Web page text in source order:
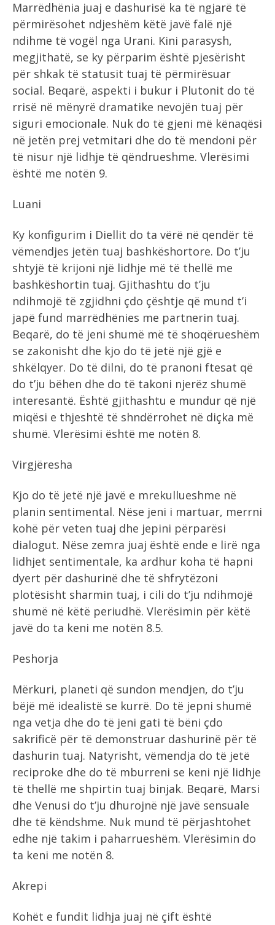
Marrëdhënia juaj e dashurisë ka të ngjarë të
përmirësohet ndjeshëm këtë javë falë një
ndihme të vogël nga Urani. Kini parasysh,
megjithatë, se ky përparim është pjesërisht
për shkak të statusit tuaj të përmirësuar
social. Beqarë, aspekti i bukur i Plutonit do të
rrisë në mënyrë dramatike nevojën tuaj për
siguri emocionale. Nuk do të gjeni më kënaqësi
në jetën prej vetmitari dhe do të mendoni për
të nisur një lidhje të qëndrueshme. Vlerësimi
është me notën 9.
Luani
Ky konfigurim i Diellit do ta vërë në qendër të
vëmendjes jetën tuaj bashkëshortore. Do t’ju
shtyjë të krijoni një lidhje më të thellë me
bashkëshortin tuaj. Gjithashtu do t’ju
ndihmojë të zgjidhni çdo çështje që mund t’i
japë fund marrëdhënies me partnerin tuaj.
Beqarë, do të jeni shumë më të shoqërueshëm
se zakonisht dhe kjo do të jetë një gjë e
shkëlqyer. Do të dilni, do të pranoni ftesat që
do t’ju bëhen dhe do të takoni njerëz shumë
interesantë. Është gjithashtu e mundur që një
miqësi e thjeshtë të shndërrohet në diçka më
shumë. Vlerësimi është me notën 8.
Virgjëresha
Kjo do të jetë një javë e mrekullueshme në
planin sentimental. Nëse jeni i martuar, merrni
kohë për veten tuaj dhe jepini përparësi
dialogut. Nëse zemra juaj është ende e lirë nga
lidhjet sentimentale, ka ardhur koha të hapni
dyert për dashurinë dhe të shfrytëzoni
plotësisht sharmin tuaj, i cili do t’ju ndihmojë
shumë në këtë periudhë. Vlerësimin për këtë
javë do ta keni me notën 8.5.
Peshorja
Mërkuri, planeti që sundon mendjen, do t’ju
bëjë më idealistë se kurrë. Do të jepni shumë
nga vetja dhe do të jeni gati të bëni çdo
sakrificë për të demonstruar dashurinë për të
dashurin tuaj. Natyrisht, vëmendja do të jetë
reciproke dhe do të mburreni se keni një lidhje
të thellë me shpirtin tuaj binjak. Beqarë, Marsi
dhe Venusi do t’ju dhurojnë një javë sensuale
dhe të këndshme. Nuk mund të përjashtohet
edhe një takim i paharrueshëm. Vlerësimin do
ta keni me notën 8.
Akrepi
Kohët e fundit lidhja juaj në çift është